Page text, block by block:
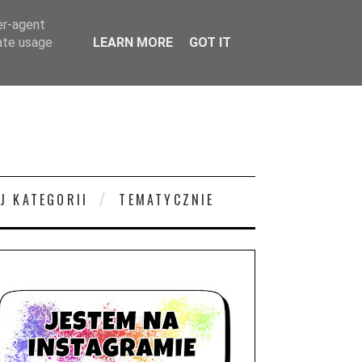
KATEGORII TEMATYCZNIE
agent
usage
LEARN MORE GOT IT